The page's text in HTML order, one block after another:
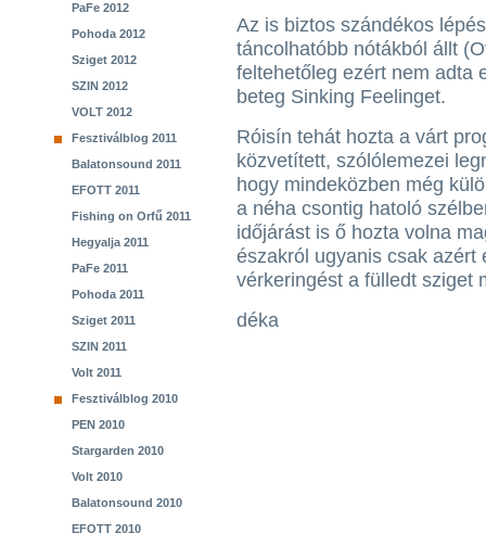
PaFe 2012
Pohoda 2012
Sziget 2012
SZIN 2012
VOLT 2012
Fesztiválblog 2011
Balatonsound 2011
EFOTT 2011
Fishing on Orfű 2011
Hegyalja 2011
PaFe 2011
Pohoda 2011
Sziget 2011
SZIN 2011
Volt 2011
Fesztiválblog 2010
PEN 2010
Stargarden 2010
Volt 2010
Balatonsound 2010
EFOTT 2010
Az is biztos szándékos
táncolhatóbb nótákból állt
feltehetőleg ezért nem adta
beteg Sinking Feelinget.
Róisín tehát hozta a várt
közvetített, szólólemezei
hogy mindeközben még
a néha csontig hatoló
időjárást is ő hozta volna
északról ugyanis csak azért
vérkeringést a fülledt sziget
déka